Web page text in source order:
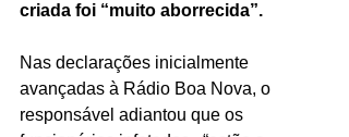
criada foi “muito aborrecida”.
Nas declarações inicialmente
avançadas à Rádio Boa Nova, o
responsável adiantou que os